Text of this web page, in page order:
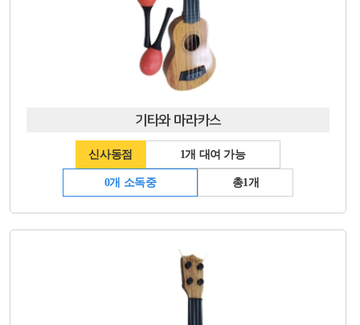
기타와 마라카스
신사동점 1개 대여 가능
0개 소독중 총1개